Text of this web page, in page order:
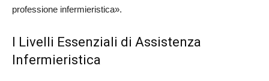
professione infermieristica».
I Livelli Essenziali di Assistenza
Infermieristica